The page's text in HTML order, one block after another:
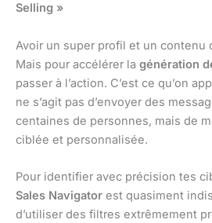
Selling »
Avoir un super profil et un contenu
Mais pour accélérer la génération
passer à l’action. C’est ce qu’on
ne s’agit pas d’envoyer des
centaines de personnes, mais de
ciblée et personnalisée.
Pour identifier avec précision tes
Sales Navigator est quasiment
d’utiliser des filtres extrêmement